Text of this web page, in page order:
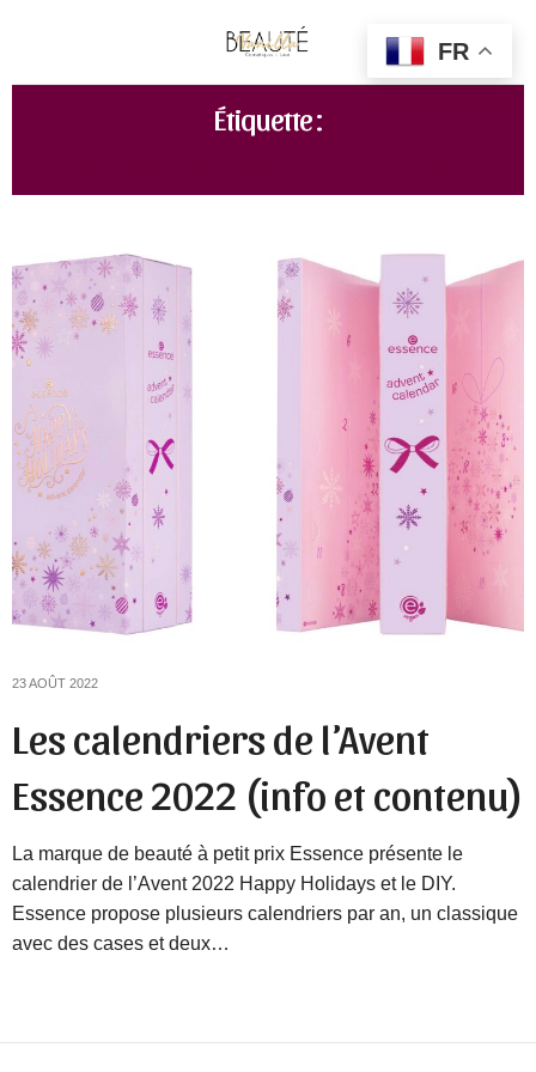
Étiquette :
23 AOÛT 2022
Les calendriers de l’Avent
Essence 2022 (info et contenu)
La marque de beauté à petit prix Essence présente le
calendrier de l’Avent 2022 Happy Holidays et le DIY.
Essence propose plusieurs calendriers par an, un classique
avec des cases et deux…
FR